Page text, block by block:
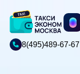
8(495)489-67-67